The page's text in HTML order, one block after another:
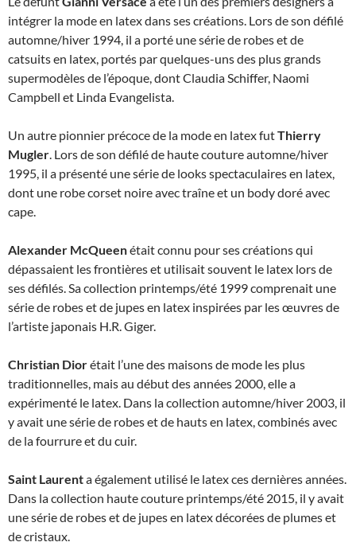
intégrer la mode en latex dans ses créations. Lors de son défilé
automne/hiver 1994, il a porté une série de robes et de
catsuits en latex, portés par quelques-uns des plus grands
supermodèles de l’époque, dont Claudia Schiffer, Naomi
Campbell et Linda Evangelista.
Un autre pionnier précoce de la mode en latex futThierry
Mugler. Lors de son défilé de haute couture automne/hiver
1995, il a présenté une série de looks spectaculaires en latex,
dont une robe corset noire avec traîne et un body doré avec
cape.
Alexander McQueenétait connu pour ses créations qui
dépassaient les frontières et utilisait souvent le latex lors de
ses défilés. Sa collection printemps/été 1999 comprenait une
série de robes et de jupes en latex inspirées par les œuvres de
l’artiste japonais H.R. Giger.
Christian Diorétait l’une des maisons de mode les plus
traditionnelles, mais au début des années 2000, elle a
expérimenté le latex. Dans la collection automne/hiver 2003, il
y avait une série de robes et de hauts en latex, combinés avec
de la fourrure et du cuir.
Saint Laurenta également utilisé le latex ces dernières années.
Dans la collection haute couture printemps/été 2015, il y avait
une série de robes et de jupes en latex décorées de plumes et
de cristaux.